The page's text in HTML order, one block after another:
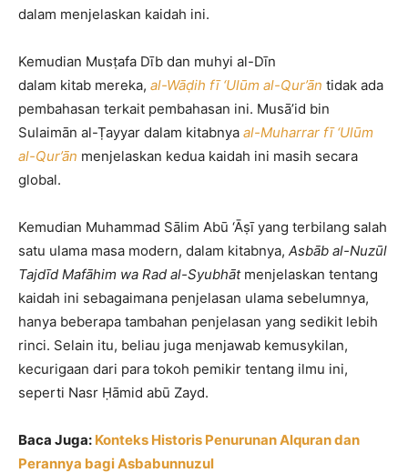
dalam menjelaskan kaidah ini.
Kemudian Musṭafa Dīb dan muhyi al-Dīn
dalam kitab mereka, al-Wāḍih fī ‘Ulūm al-Qur’ān tidak ada
pembahasan terkait pembahasan ini. Musā’id bin
Sulaimān al-Ṭayyar dalam kitabnya al-Muharrar fī ‘Ulūm
al-Qur’ān menjelaskan kedua kaidah ini masih secara
global.
Kemudian Muhammad Sālim Abū ‘Āṣī yang terbilang salah
satu ulama masa modern, dalam kitabnya, Asbāb al-Nuzūl
Tajdīd Mafāhim wa Rad al-Syubhāt menjelaskan tentang
kaidah ini sebagaimana penjelasan ulama sebelumnya,
hanya beberapa tambahan penjelasan yang sedikit lebih
rinci. Selain itu, beliau juga menjawab kemusykilan,
kecurigaan dari para tokoh pemikir tentang ilmu ini,
seperti Nasr Ḥāmid abū Zayd.
Baca Juga: Konteks Historis Penurunan Alquran dan
Perannya bagi Asbabunnuzul